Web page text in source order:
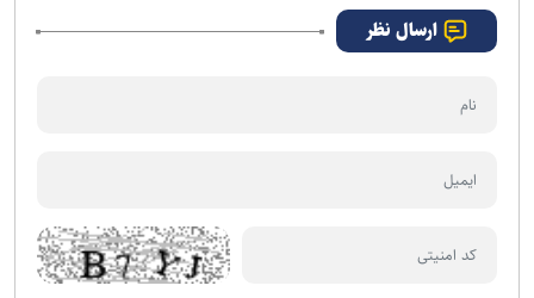
ارسال نظر